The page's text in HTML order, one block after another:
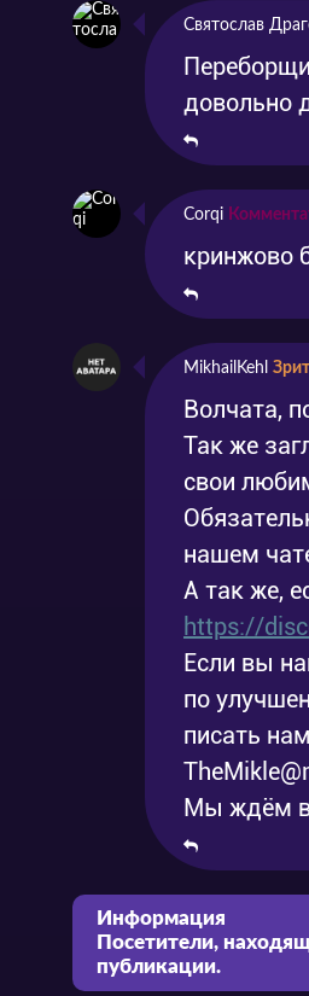
Святослав
довольно
Corqi
кринжово
MikhailKehl
Волчата,
Так же
свои
нашем
А так же,
https://
Если вы
по
писать
Мы ждём
Информация
Посетители,
публикации.